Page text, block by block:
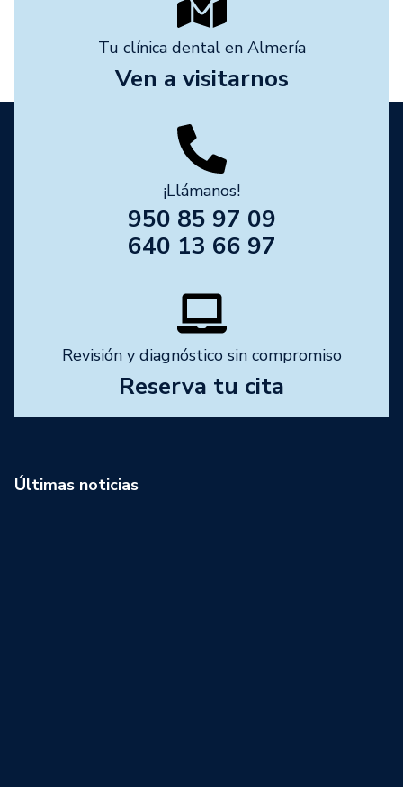
Tu clínica dental en Almería
Ven a visitarnos
¡Llámanos!
950 85 97 09
640 13 66 97
Revisión y diagnóstico sin compromiso
Reserva tu cita
Últimas noticias